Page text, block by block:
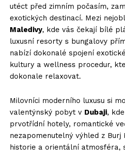
utéct před zimním počasím,
exotických destinací. Mezi
Maledivy, kde vás čekají bílé
luxusní resorty s bungalovy
nabízí dokonalé spojení
kultury a wellness procedur,
dokonale relaxovat.
Milovníci moderního luxusu si
valentýnský pobyt v Dubaji,
prvotřídní hotely, romantické
nezapomenutelný výhled z Burj
historie a orientální atmosféra,